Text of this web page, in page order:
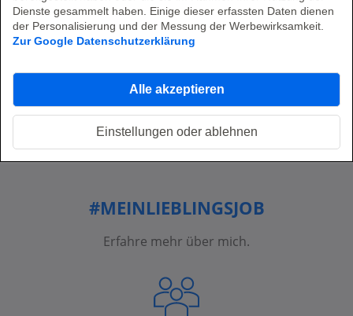
Dienste gesammelt haben. Einige dieser erfassten Daten dienen
der Personalisierung und der Messung der Werbewirksamkeit.
Zur Google Datenschutzerklärung
Alle akzeptieren
Einstellungen oder ablehnen
Datenschutzhinweise für Bewerber:innen
Jetzt sofort bewerben
#MEINLIEBLINGSJOB
Erfahre mehr über mich.